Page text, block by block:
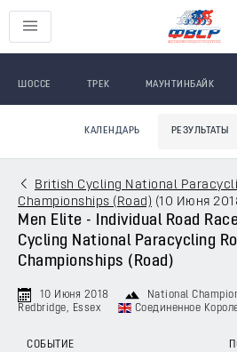
ШОССЕ ТРЕК МАУНТИНБАЙК
КАЛЕНДАРЬ РЕЗУЛЬТАТЫ
British Cycling National
Championships (Road) (10 Июня
Men Elite - Individual Road
Cycling National Paracycling
Championships (Road)
10 Июня 2018 National
Redbridge, Essex
Соединенное
СОБЫТИЕ